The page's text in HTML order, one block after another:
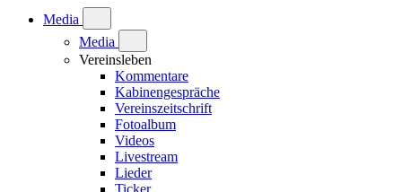
Media
Media
Vereinsleben
Kommentare
Kabinengespräche
Vereinszeitschrift
Fotoalbum
Videos
Livestream
Lieder
Ticker